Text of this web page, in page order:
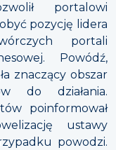
portalowi
pozycję lidera
portali
Powódź,
znaczący obszar
do działania.
poinformował
ustawy
powodzi.